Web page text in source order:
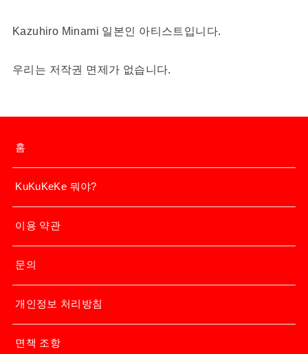
Kazuhiro Minami 일본인 아티스트입니다.
우리는 저작권 면제가 없습니다.
홈
KuKuKeKe 뭐야?
이용 약관
문의
개인정보 처리방침
면책 조항